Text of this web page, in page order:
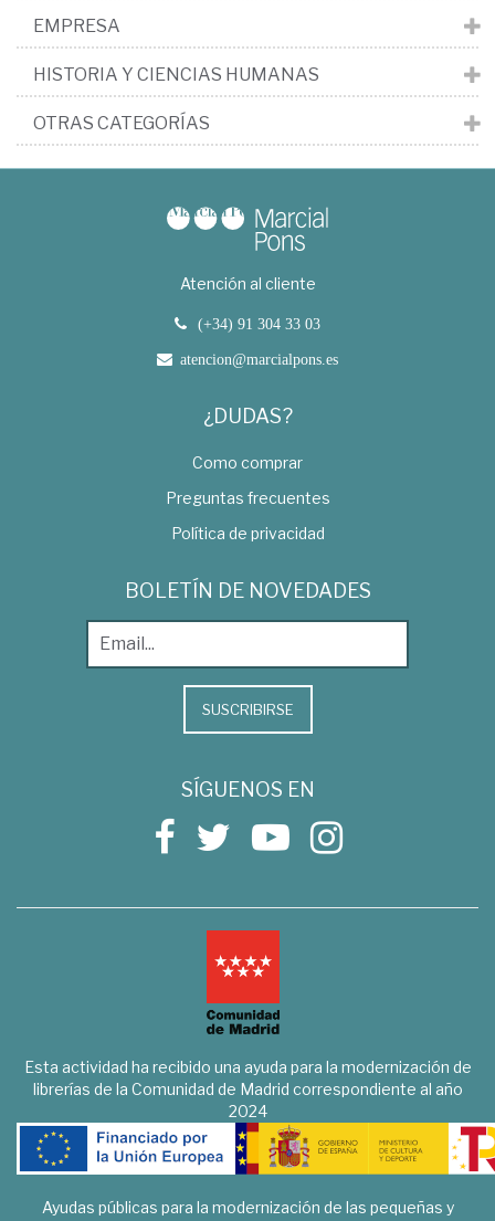
EMPRESA
HISTORIA Y CIENCIAS HUMANAS
OTRAS CATEGORÍAS
Atención al cliente
(+34) 91 304 33 03
atencion@marcialpons.es
¿DUDAS?
Como comprar
Preguntas frecuentes
Política de privacidad
BOLETÍN DE NOVEDADES
SUSCRIBIRSE
SÍGUENOS EN
Esta actividad ha recibido una ayuda para la modernización de
librerías de la Comunidad de Madrid correspondiente al año
2024
Ayudas públicas para la modernización de las pequeñas y